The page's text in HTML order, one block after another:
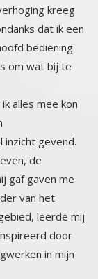
kreeg
dat ik een
bediening
om wat bij te
alles mee kon
inzicht gevend.
de
gaf gaven me
van het
leerde mij
door
in mijn